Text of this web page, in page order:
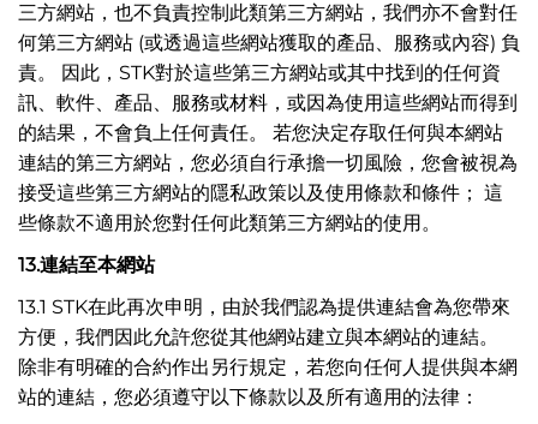
三方網站，也不負責控制此類第三方網站，我們亦不會對任
何第三方網站 (或透過這些網站獲取的產品、服務或內容) 負
責。 因此，STK對於這些第三方網站或其中找到的任何資
訊、軟件、產品、服務或材料，或因為使用這些網站而得到
的結果，不會負上任何責任。 若您決定存取任何與本網站
連結的第三方網站，您必須自行承擔一切風險，您會被視為
接受這些第三方網站的隱私政策以及使用條款和條件； 這
些條款不適用於您對任何此類第三方網站的使用。
13.連結至本網站
13.1 STK在此再次申明，由於我們認為提供連結會為您帶來
方便，我們因此允許您從其他網站建立與本網站的連結。
除非有明確的合約作出另行規定，若您向任何人提供與本網
站的連結，您必須遵守以下條款以及所有適用的法律：